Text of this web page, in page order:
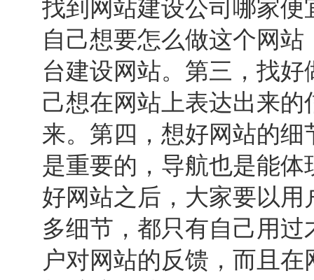
找到 网站建设公司哪家便
自己想要怎么做这个网
台建设网站。第三，找
己想在网站上表达出来
来。第四，想好网站的
是重要的，导航也是能
好网站之后，大家要以
多细节，都只有自己用
户对网站的反馈，而且